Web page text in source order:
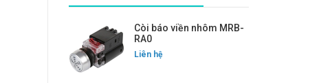
Còi báo viền nhôm MRB-
RA0
Liên hệ